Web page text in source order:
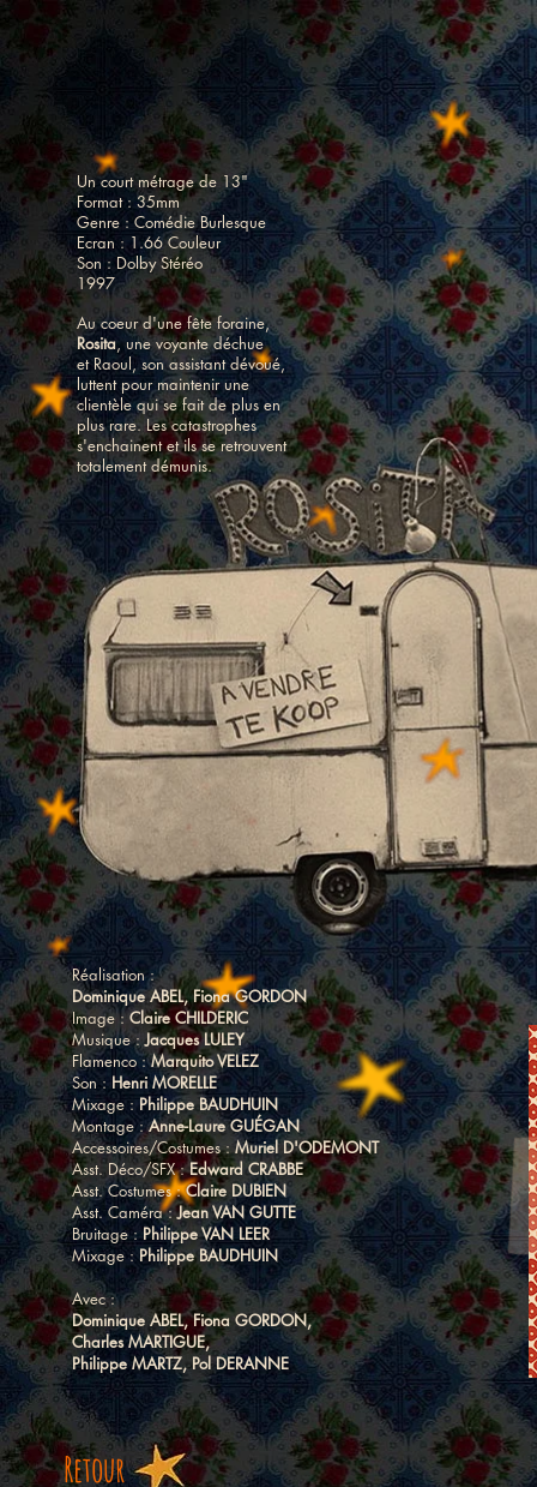
Retour
Réalisation :
Dominique ABEL, Fiona GORDON
Image :Claire CHILDERIC
Musique :Jacques LULEY
Flamenco :Marquito VELEZ
Son : Henri MORELLE
Mixage :Philippe BAUDHUIN
Montage :Anne-Laure GUÉGAN
Accessoires/Costumes : Muriel D'ODEMONT
Asst. Déco/SFX :Edward CRABBE
Asst. Costumes :Claire DUBIEN
Asst. Caméra :Jean VAN GUTTE
Bruitage :Philippe VAN LEER
Mixage : Philippe BAUDHUIN
Avec :
Dominique ABEL, Fiona GORDON,
Charles MARTIGUE,
Philippe MARTZ, Pol DERANNE
Un court métrage de 13"
Format : 35mm
Genre : Comédie Burlesque
Ecran : 1.66 Couleur
Son : Dolby Stéréo
1997
Au coeur d'une fête foraine,
Rosita, une voyante déchue
et Raoul, son assistant dévoué,
luttent pour maintenir une
clientèle qui se fait de plus en
plus rare. Les catastrophes
s'enchainent et ils se retrouvent
totalement démunis.